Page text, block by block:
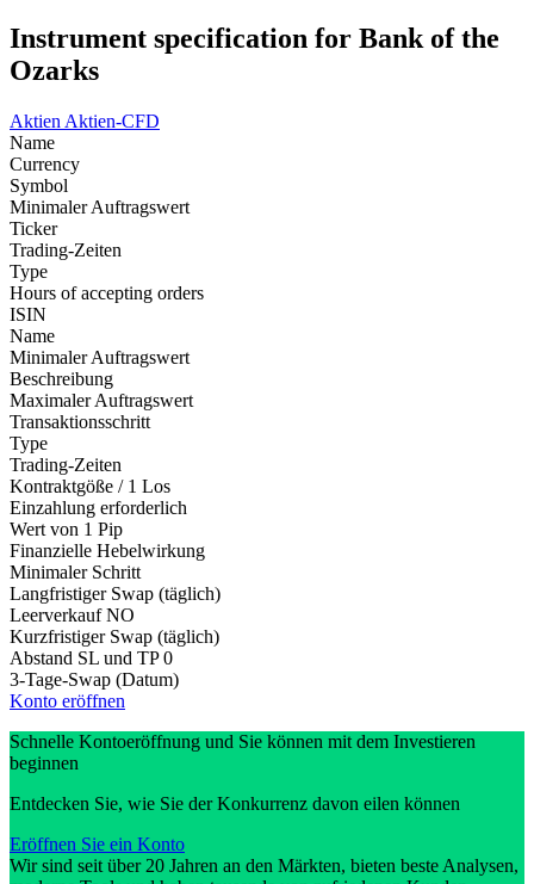
Instrument specification for Bank of the
Ozarks
Aktien Aktien-CFD
Name
Currency
Symbol
Minimaler Auftragswert
Ticker
Trading-Zeiten
Type
Hours of accepting orders
ISIN
Name
Minimaler Auftragswert
Beschreibung
Maximaler Auftragswert
Transaktionsschritt
Type
Trading-Zeiten
Kontraktgöße / 1 Los
Einzahlung erforderlich
Wert von 1 Pip
Finanzielle Hebelwirkung
Minimaler Schritt
Langfristiger Swap (täglich)
Leerverkauf NO
Kurzfristiger Swap (täglich)
Abstand SL und TP 0
3-Tage-Swap (Datum)
Konto eröffnen
Schnelle Kontoeröffnung und Sie können mit dem Investieren
beginnen
Entdecken Sie, wie Sie der Konkurrenz davon eilen können
Eröffnen Sie ein Konto
Wir sind seit über 20 Jahren an den Märkten, bieten beste Analysen,